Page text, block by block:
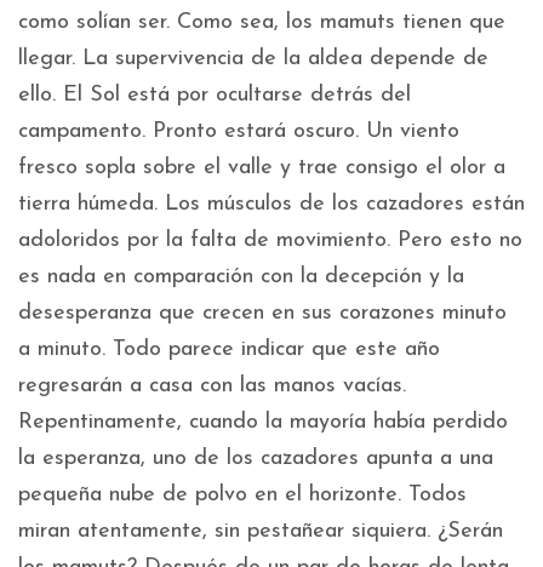
como solían ser. Como sea, los mamuts tienen que
llegar. La supervivencia de la aldea depende de
ello. El Sol está por ocultarse detrás del
campamento. Pronto estará oscuro. Un viento
fresco sopla sobre el valle y trae consigo el olor a
tierra húmeda. Los músculos de los cazadores están
adoloridos por la falta de movimiento. Pero esto no
es nada en comparación con la decepción y la
desesperanza que crecen en sus corazones minuto
a minuto. Todo parece indicar que este año
regresarán a casa con las manos vacías.
Repentinamente, cuando la mayoría había perdido
la esperanza, uno de los cazadores apunta a una
pequeña nube de polvo en el horizonte. Todos
miran atentamente, sin pestañear siquiera. ¿Serán